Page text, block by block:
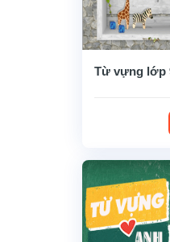
Từ vựng lớp